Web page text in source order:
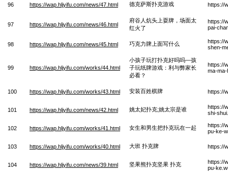
96 https://wap.hljyifu.com/news/47.html 德克萨斯扑克游戏 https://
97 https://wap.hljyifu.com/news/46.html
府谷人炕头上耍牌，场面太
红火了
https://
pai-
98 https://wap.hljyifu.com/news/45.html 巧克力牌上面写什么
https://
shen-
99 https://wap.hljyifu.com/works/44.html
小孩子玩打扑克好吗吗—孩
子玩纸牌游戏：利与弊家长
必看？
https://
ma-
100 https://wap.hljyifu.com/works/43.html 安装百姓棋牌 https://
101 https://wap.hljyifu.com/news/42.html 姚太妃扑克;姚太宗是谁
https://
shi-
102 https://wap.hljyifu.com/works/41.html 女生和男生把扑克玩在一起
https://
pu-ke-
103 https://wap.hljyifu.com/works/40.html 大班 扑克牌 https://
104 https://wap.hljyifu.com/news/39.html 坚果熊扑克坚果 扑克
https://
pu-